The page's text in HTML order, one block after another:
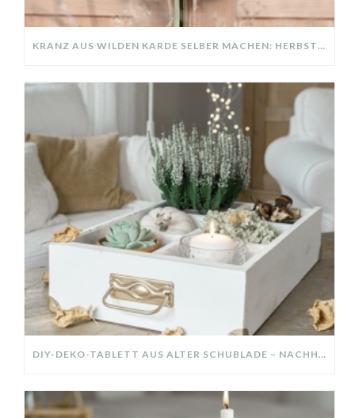
KRANZ AUS WILDEN KARDE SELBER MACHEN: HERBSTDEKO GANZ EINFACH
DIY-DEKO-TABLETT AUS ALTER SCHUBLADE – NACHHALTIGE HERBSTDEKO SELBER MACHEN!